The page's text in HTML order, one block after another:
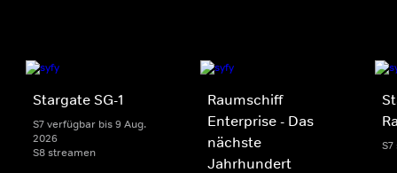
Stargate SG-1
S7 verfügbar bis 9 Aug.
2026
S8 streamen
Raumschiff
Enterprise - Das
nächste
Jahrhundert